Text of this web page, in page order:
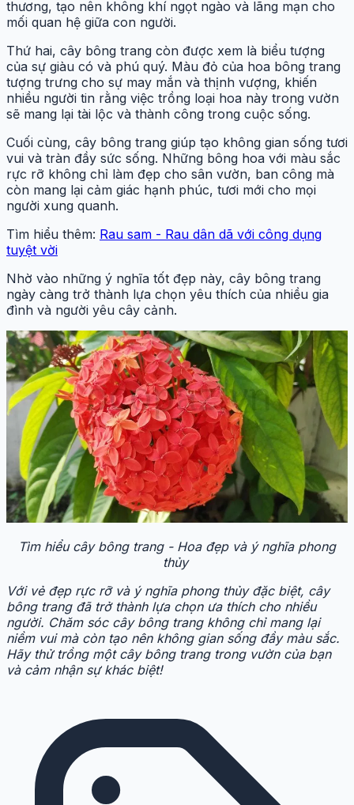
thương, tạo nên không khí ngọt ngào và lãng mạn cho
mối quan hệ giữa con người.
Thứ hai, cây bông trang còn được xem là biểu tượng
của sự giàu có và phú quý. Màu đỏ của hoa bông trang
tượng trưng cho sự may mắn và thịnh vượng, khiến
nhiều người tin rằng việc trồng loại hoa này trong vườn
sẽ mang lại tài lộc và thành công trong cuộc sống.
Cuối cùng, cây bông trang giúp tạo không gian sống tươi
vui và tràn đầy sức sống. Những bông hoa với màu sắc
rực rỡ không chỉ làm đẹp cho sân vườn, ban công mà
còn mang lại cảm giác hạnh phúc, tươi mới cho mọi
người xung quanh.
Tìm hiểu thêm: Rau sam - Rau dân dã với công dụng
tuyệt vời
Nhờ vào những ý nghĩa tốt đẹp này, cây bông trang
ngày càng trở thành lựa chọn yêu thích của nhiều gia
đình và người yêu cây cảnh.
Tìm hiểu cây bông trang - Hoa đẹp và ý nghĩa phong
thủy
Với vẻ đẹp rực rỡ và ý nghĩa phong thủy đặc biệt, cây
bông trang đã trở thành lựa chọn ưa thích cho nhiều
người. Chăm sóc cây bông trang không chỉ mang lại
niềm vui mà còn tạo nên không gian sống đầy màu sắc.
Hãy thử trồng một cây bông trang trong vườn của bạn
và cảm nhận sự khác biệt!